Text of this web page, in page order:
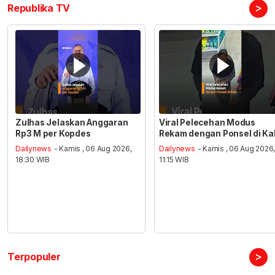
Republika TV >
Zulhas Jelaskan Anggaran
Rp3 M per Kopdes
Dailynews - Kamis , 06 Aug 2026,
18:30 WIB
Viral Pelecehan Modus
Rekam dengan Ponsel di
Dailynews - Kamis , 06 Aug 2026,
11:15 WIB
Terpopuler >